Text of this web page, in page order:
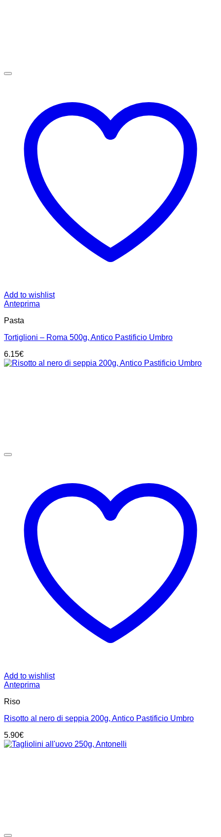
Add to wishlist
Anteprima
Pasta
Tortiglioni – Roma 500g, Antico Pastificio Umbro
6.15€
Add to wishlist
Anteprima
Riso
Risotto al nero di seppia 200g, Antico Pastificio Umbro
5.90€